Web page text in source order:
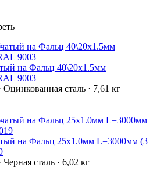
на Фальц 40\20х1.5мм
9003
сталь · 7,61 кг
на Фальц 25х1.0мм L=3000мм (3
сталь · 6,02 кг